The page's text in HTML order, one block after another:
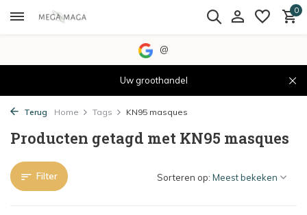
0
@
Uw groothandel
Terug Home Tags KN95 masques
Producten getagd met KN95 masques
Filter Sorteren op: